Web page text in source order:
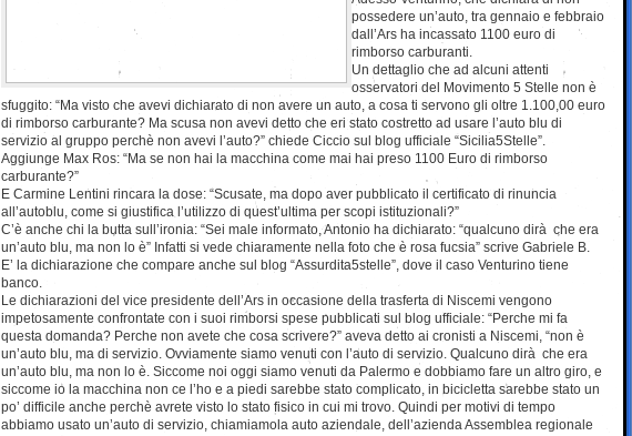
possedere un’auto, tra gennaio e febbraio
dall’Ars ha incassato 1100 euro di
rimborso carburanti.
Un dettaglio che ad alcuni attenti
osservatori del Movimento 5 Stelle non è
sfuggito: “Ma visto che avevi dichiarato di non avere un auto, a cosa ti servono gli oltre 1.100,00 euro
di rimborso carburante? Ma scusa non avevi detto che eri stato costretto ad usare l’auto blu di
servizio al gruppo perchè non avevi l’auto?” chiede Ciccio sul blog ufficiale “Sicilia5Stelle”.
Aggiunge Max Ros: “Ma se non hai la macchina come mai hai preso 1100 Euro di rimborso
carburante?”
E Carmine Lentini rincara la dose: “Scusate, ma dopo aver pubblicato il certificato di rinuncia
all’autoblu, come si giustifica l’utilizzo di quest’ultima per scopi istituzionali?”
C’è anche chi la butta sull’ironia: “Sei male informato, Antonio ha dichiarato: “qualcuno dirà che era
un’auto blu, ma non lo è” Infatti si vede chiaramente nella foto che è rosa fucsia” scrive Gabriele B.
E’ la dichiarazione che compare anche sul blog “Assurdita5stelle”, dove il caso Venturino tiene
banco.
Le dichiarazioni del vice presidente dell’Ars in occasione della trasferta di Niscemi vengono
impetosamente confrontate con i suoi rimborsi spese pubblicati sul blog ufficiale: “Perche mi fa
questa domanda? Perche non avete che cosa scrivere?” aveva detto ai cronisti a Niscemi, “non è
un’auto blu, ma di servizio. Ovviamente siamo venuti con l’auto di servizio. Qualcuno dirà che era
un’auto blu, ma non lo è. Siccome noi oggi siamo venuti da Palermo e dobbiamo fare un altro giro, e
siccome io la macchina non ce l’ho e a piedi sarebbe stato complicato, in bicicletta sarebbe stato un
po’ difficile anche perchè avrete visto lo stato fisico in cui mi trovo. Quindi per motivi di tempo
abbiamo usato un’auto di servizio, chiamiamola auto aziendale, dell’azienda Assemblea regionale